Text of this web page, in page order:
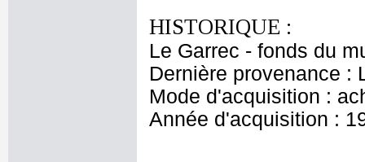
HISTORIQUE :
Le Garrec - fonds du
Dernière provenance :
Mode d'acquisition :
Année d'acquisition :